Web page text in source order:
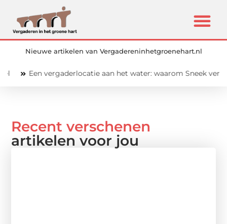
Nieuwe artikelen van Vergadereninhetgroenehart.nl
aan het water: waarom Sneek verrassend goed
Recent verschenen
artikelen voor jou